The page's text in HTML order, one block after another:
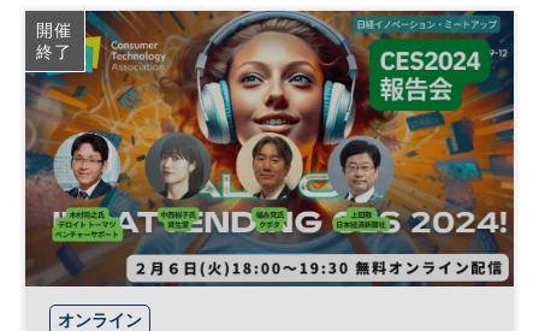
海外イベント 平日夕方開催 SXSW 音楽
イノベーション デジタルトランスフォーメーション
アート テクノロジー マーケティング 映画
DX 参加無料 平日夜開催
開催
終了
オンライン